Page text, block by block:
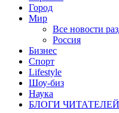
Город
Мир
Все новости
Россия
Бизнес
Спорт
Lifestyle
Шоу-биз
Наука
БЛОГИ ЧИТАТЕЛЕЙ